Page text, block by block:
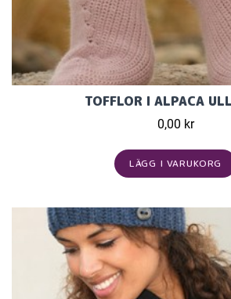
TOFFLOR I ALPACA
0,00 kr
LÄGG I VARUKORG